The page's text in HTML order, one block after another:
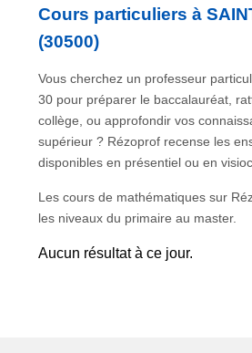
Cours particuliers à
(30500)
Vous cherchez un professeur
30 pour préparer le baccalauréat,
collège, ou approfondir vos
supérieur ? Rézoprof recense les
disponibles en présentiel ou en
Les cours de mathématiques sur
les niveaux du primaire au master.
Aucun résultat à ce jour.